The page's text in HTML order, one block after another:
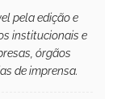
pela edição e
institucionais e
órgãos
de imprensa.